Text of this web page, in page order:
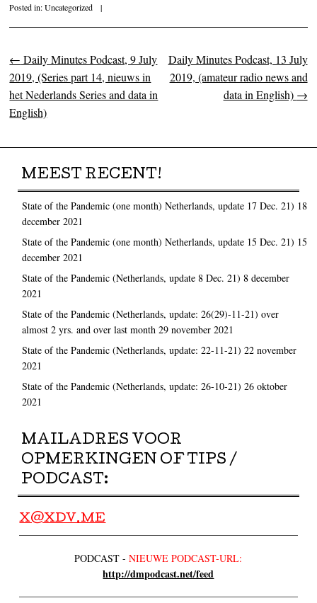
Posted in:Uncategorized |
Post navigation
← Daily Minutes Podcast, 9 July
2019, (Series part 14, nieuws in
het Nederlands Series and data in
English)
Daily Minutes Podcast, 13 July
2019, (amateur radio news and
data in English) →
MEEST RECENT!
State of the Pandemic (one month) Netherlands, update 17 Dec. 21) 18
december 2021
State of the Pandemic (one month) Netherlands, update 15 Dec. 21) 15
december 2021
State of the Pandemic (Netherlands, update 8 Dec. 21) 8 december
2021
State of the Pandemic (Netherlands, update: 26(29)-11-21) over
almost 2 yrs. and over last month 29 november 2021
State of the Pandemic (Netherlands, update: 22-11-21) 22 november
2021
State of the Pandemic (Netherlands, update: 26-10-21) 26 oktober
2021
MAILADRES VOOR
OPMERKINGEN OF TIPS /
PODCAST:
X@XDV.ME
PODCAST -NIEUWE PODCAST-URL:
http://dmpodcast.net/feed